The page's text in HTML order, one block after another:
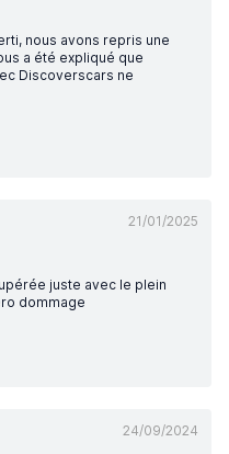
nous avons repris une
a été expliqué que
Discoverscars ne
21/01/2025
juste avec le plein
dommage
24/09/2024